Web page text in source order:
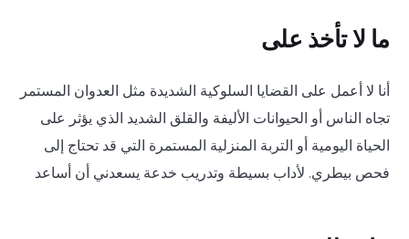
ما لا تأخذ على
أنا لا أعمل على القضايا السلوكية الشديدة مثل العدوان المستمر
تجاه الناس أو الحيوانات الأليفة والقلق الشديد الذي يؤثر على
الحياة اليومية أو التربة المنزلية المستمرة التي قد تحتاج إلى
فحص بيطري. لأداب بسيطة وتدريب خدعة يسعدني أن أساعد